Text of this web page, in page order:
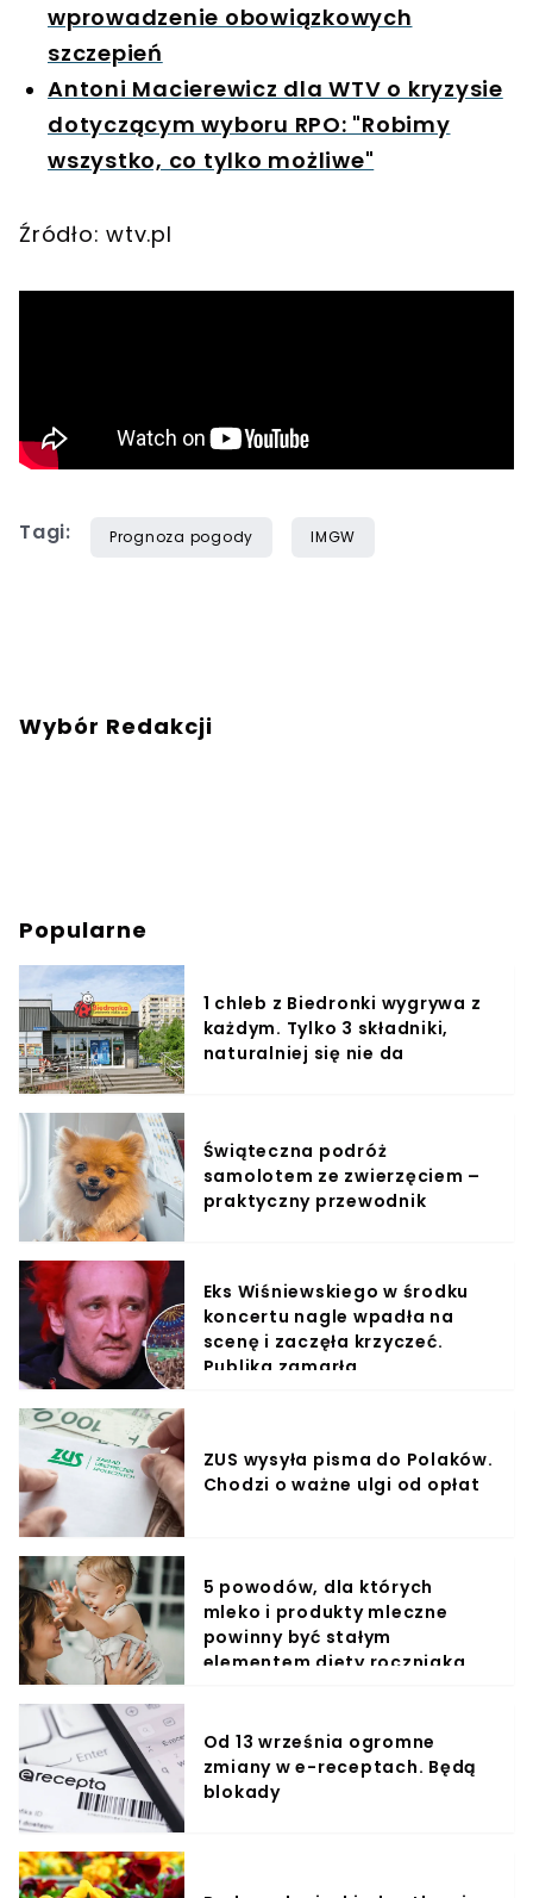
wprowadzenie obowiązkowych
szczepień
Antoni Macierewicz dla WTV o kryzysie
dotyczącym wyboru RPO: "Robimy
wszystko, co tylko możliwe"
Źródło: wtv.pl
Tagi: Prognoza pogody IMGW
Wybór Redakcji
Popularne
1 chleb z Biedronki wygrywa z
każdym. Tylko 3 składniki,
naturalniej się nie da
Świąteczna podróż
samolotem ze zwierzęciem –
praktyczny przewodnik
Eks Wiśniewskiego w środku
koncertu nagle wpadła na
scenę i zaczęła krzyczeć.
Publika zamarła
ZUS wysyła pisma do Polaków.
Chodzi o ważne ulgi od opłat
5 powodów, dla których
mleko i produkty mleczne
powinny być stałym
elementem diety roczniaka
Od 13 września ogromne
zmiany w e-receptach. Będą
blokady